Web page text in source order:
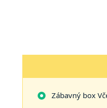
Zábavný box